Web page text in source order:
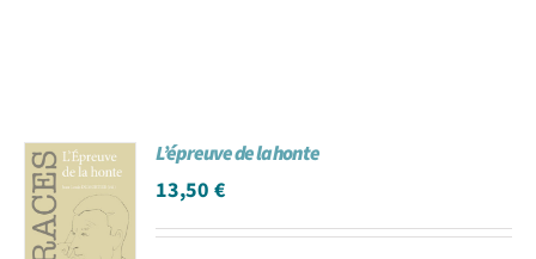
L’épreuve de la honte
13,50€